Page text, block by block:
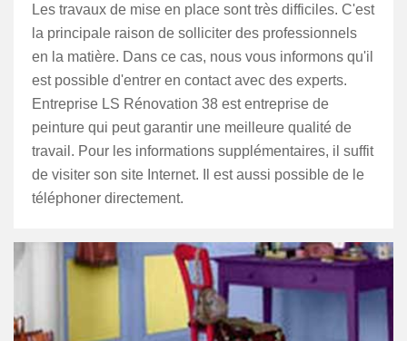
Les travaux de mise en place sont très difficiles. C'est
la principale raison de solliciter des professionnels
en la matière. Dans ce cas, nous vous informons qu'il
est possible d'entrer en contact avec des experts.
Entreprise LS Rénovation 38 est entreprise de
peinture qui peut garantir une meilleure qualité de
travail. Pour les informations supplémentaires, il suffit
de visiter son site Internet. Il est aussi possible de le
téléphoner directement.